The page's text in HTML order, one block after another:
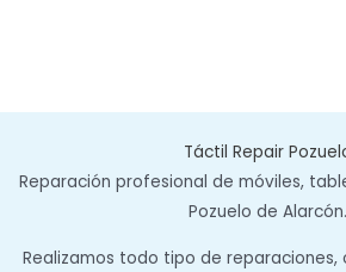
Táctil Repair
Reparación profesional de móviles,
Pozuelo de Alarcón.
Realizamos todo tipo de reparaciones,